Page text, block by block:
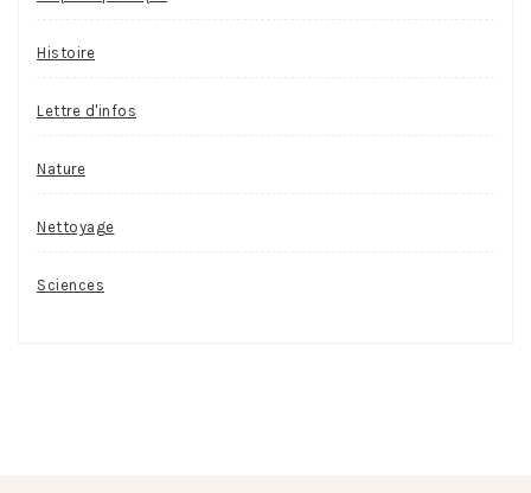
Histoire
Lettre d'infos
Nature
Nettoyage
Sciences